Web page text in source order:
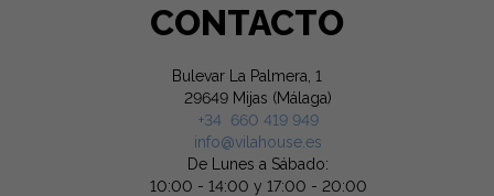
CONTACTO
Bulevar La Palmera, 1
29649 Mijas (Málaga)
+34 660 419 949
info@vilahouse.es
De Lunes a Sábado:
10:00 - 14:00 y 17:00 - 20:00